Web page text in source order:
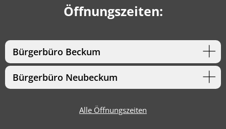
Öffnungszeiten:
Bürgerbüro Beckum
Bürgerbüro Neubeckum
Alle Öffnungszeiten